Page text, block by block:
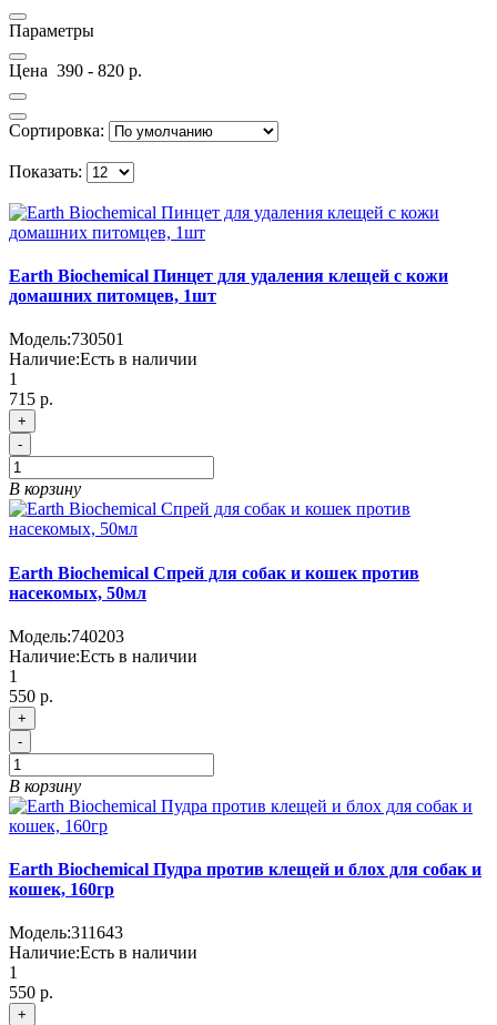
Параметры
Цена 390 - 820 р.
Сортировка:
Показать:
Earth Biochemical Пинцет для удаления клещей с кожи
домашних питомцев, 1шт
Модель:730501
Наличие:Есть в наличии
1
715 р.
+
-
В корзину
Earth Biochemical Спрей для собак и кошек против
насекомых, 50мл
Модель:740203
Наличие:Есть в наличии
1
550 р.
+
-
В корзину
Earth Biochemical Пудра против клещей и блох для собак и
кошек, 160гр
Модель:311643
Наличие:Есть в наличии
1
550 р.
+